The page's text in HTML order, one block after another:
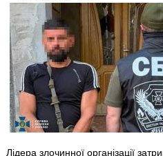
Лідера злочинної організації